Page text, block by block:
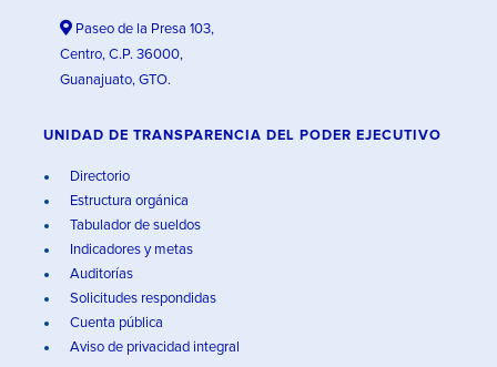
Paseo de la Presa 103,
Centro, C.P. 36000,
Guanajuato, GTO.
UNIDAD DE TRANSPARENCIA DEL PODER EJECUTIVO
Directorio
Estructura orgánica
Tabulador de sueldos
Indicadores y metas
Auditorías
Solicitudes respondidas
Cuenta pública
Aviso de privacidad integral